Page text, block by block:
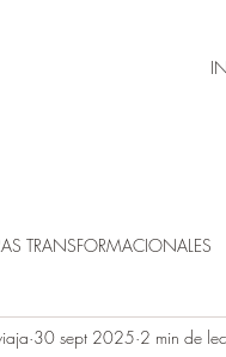
TRANSFORMACIONALES
30 sept 2025 2 min de